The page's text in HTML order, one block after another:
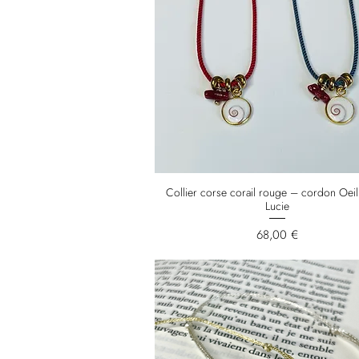
Collier corse corail rouge – cordon Oeil
Lucie
Prix
68,00 €